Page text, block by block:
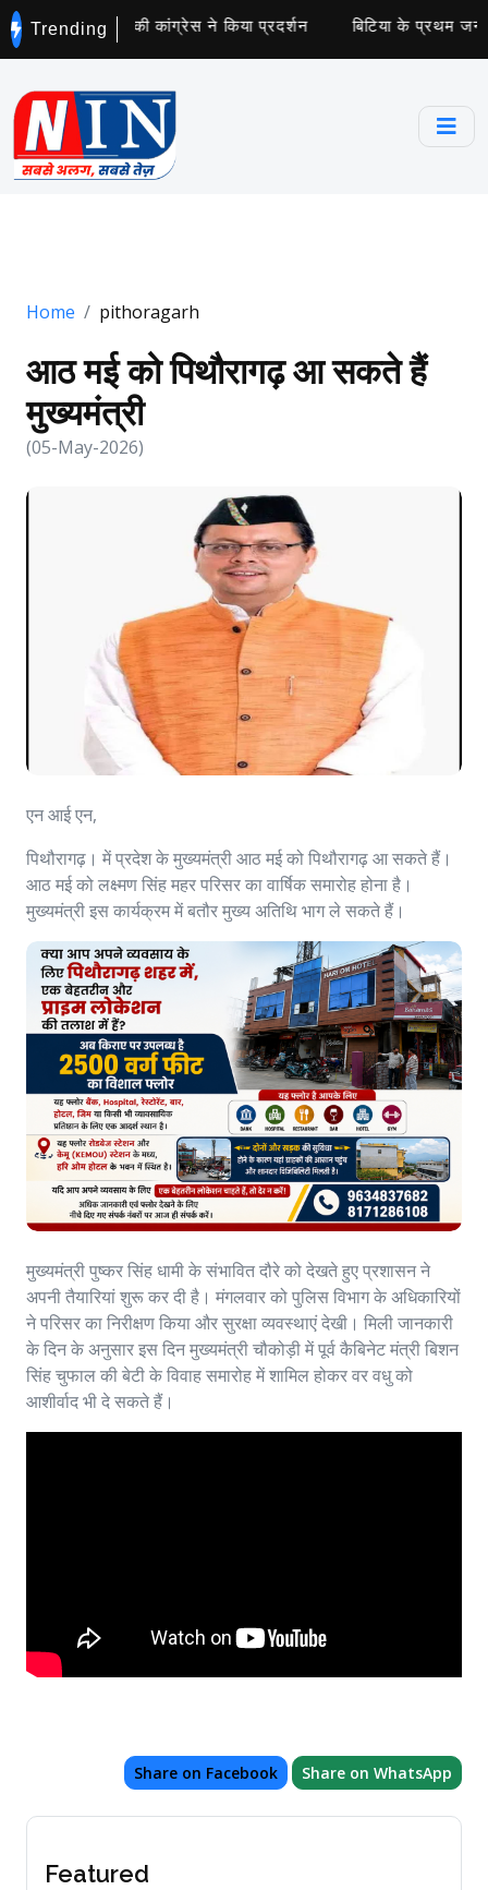
Trending
नोटिस से भड़की कांग्रेस ने किया प्रदर्शन बिटिया के प्रथम जन्म
Home pithoragarh
आठ मई को पिथौरागढ़ आ सकते हैं
मुख्यमंत्री
(05-May-2026)
एन आई एन,
पिथौरागढ़। में प्रदेश के मुख्यमंत्री आठ मई को पिथौरागढ़ आ सकते हैं।
आठ मई को लक्ष्मण सिंह महर परिसर का वार्षिक समारोह होना है।
मुख्यमंत्री इस कार्यक्रम में बतौर मुख्य अतिथि भाग ले सकते हैं।
मुख्यमंत्री पुष्कर सिंह धामी के संभावित दौरे को देखते हुए प्रशासन ने
अपनी तैयारियां शुरू कर दी है। मंगलवार को पुलिस विभाग के अधिकारियों
ने परिसर का निरीक्षण किया और सुरक्षा व्यवस्थाएं देखी। मिली जानकारी
के दिन के अनुसार इस दिन मुख्यमंत्री चौकोड़ी में पूर्व कैबिनेट मंत्री बिशन
सिंह चुफाल की बेटी के विवाह समारोह में शामिल होकर वर वधु को
आशीर्वाद भी दे सकते हैं।
Share on Facebook Share on WhatsApp
Featured